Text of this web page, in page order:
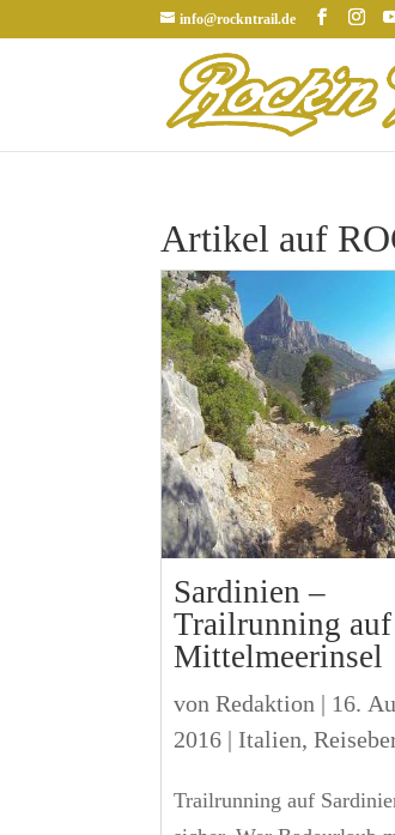
info@rockntrail.de
Artikel auf
Sardinien –
Trailrunning
Mittelmeerinsel
vonRedaktion | 16.
2016 | Italien,
Trailrunning auf